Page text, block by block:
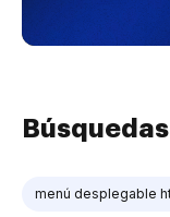
menú desplegable